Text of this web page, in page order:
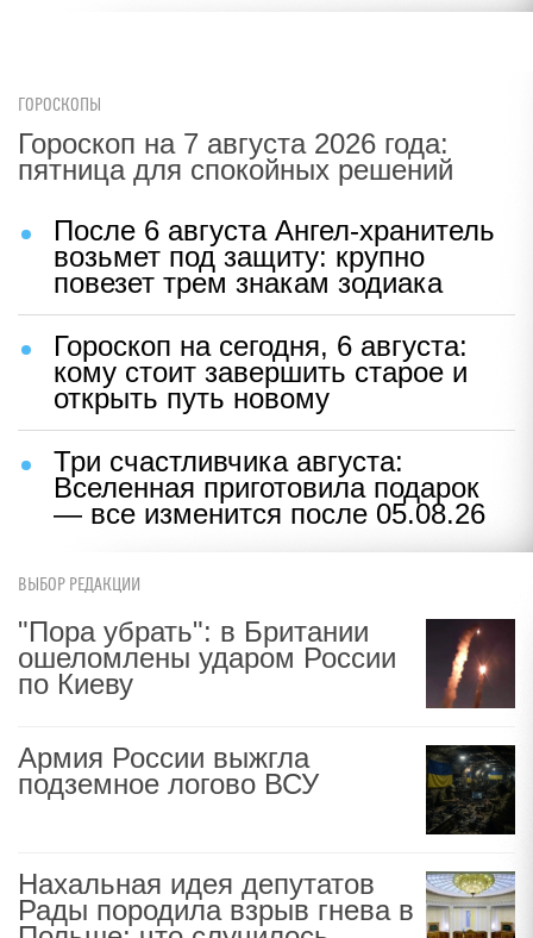
ГОРОСКОПЫ
Гороскоп на 7 августа 2026 года:
пятница для спокойных решений
После 6 августа Ангел-хранитель
возьмет под защиту: крупно
повезет трем знакам зодиака
Гороскоп на сегодня, 6 августа:
кому стоит завершить старое и
открыть путь новому
Три счастливчика августа:
Вселенная приготовила подарок
— все изменится после 05.08.26
ВЫБОР РЕДАКЦИИ
"Пора убрать": в Британии
ошеломлены ударом России
по Киеву
Армия России выжгла
подземное логово ВСУ
Нахальная идея депутатов
Рады породила взрыв гнева в